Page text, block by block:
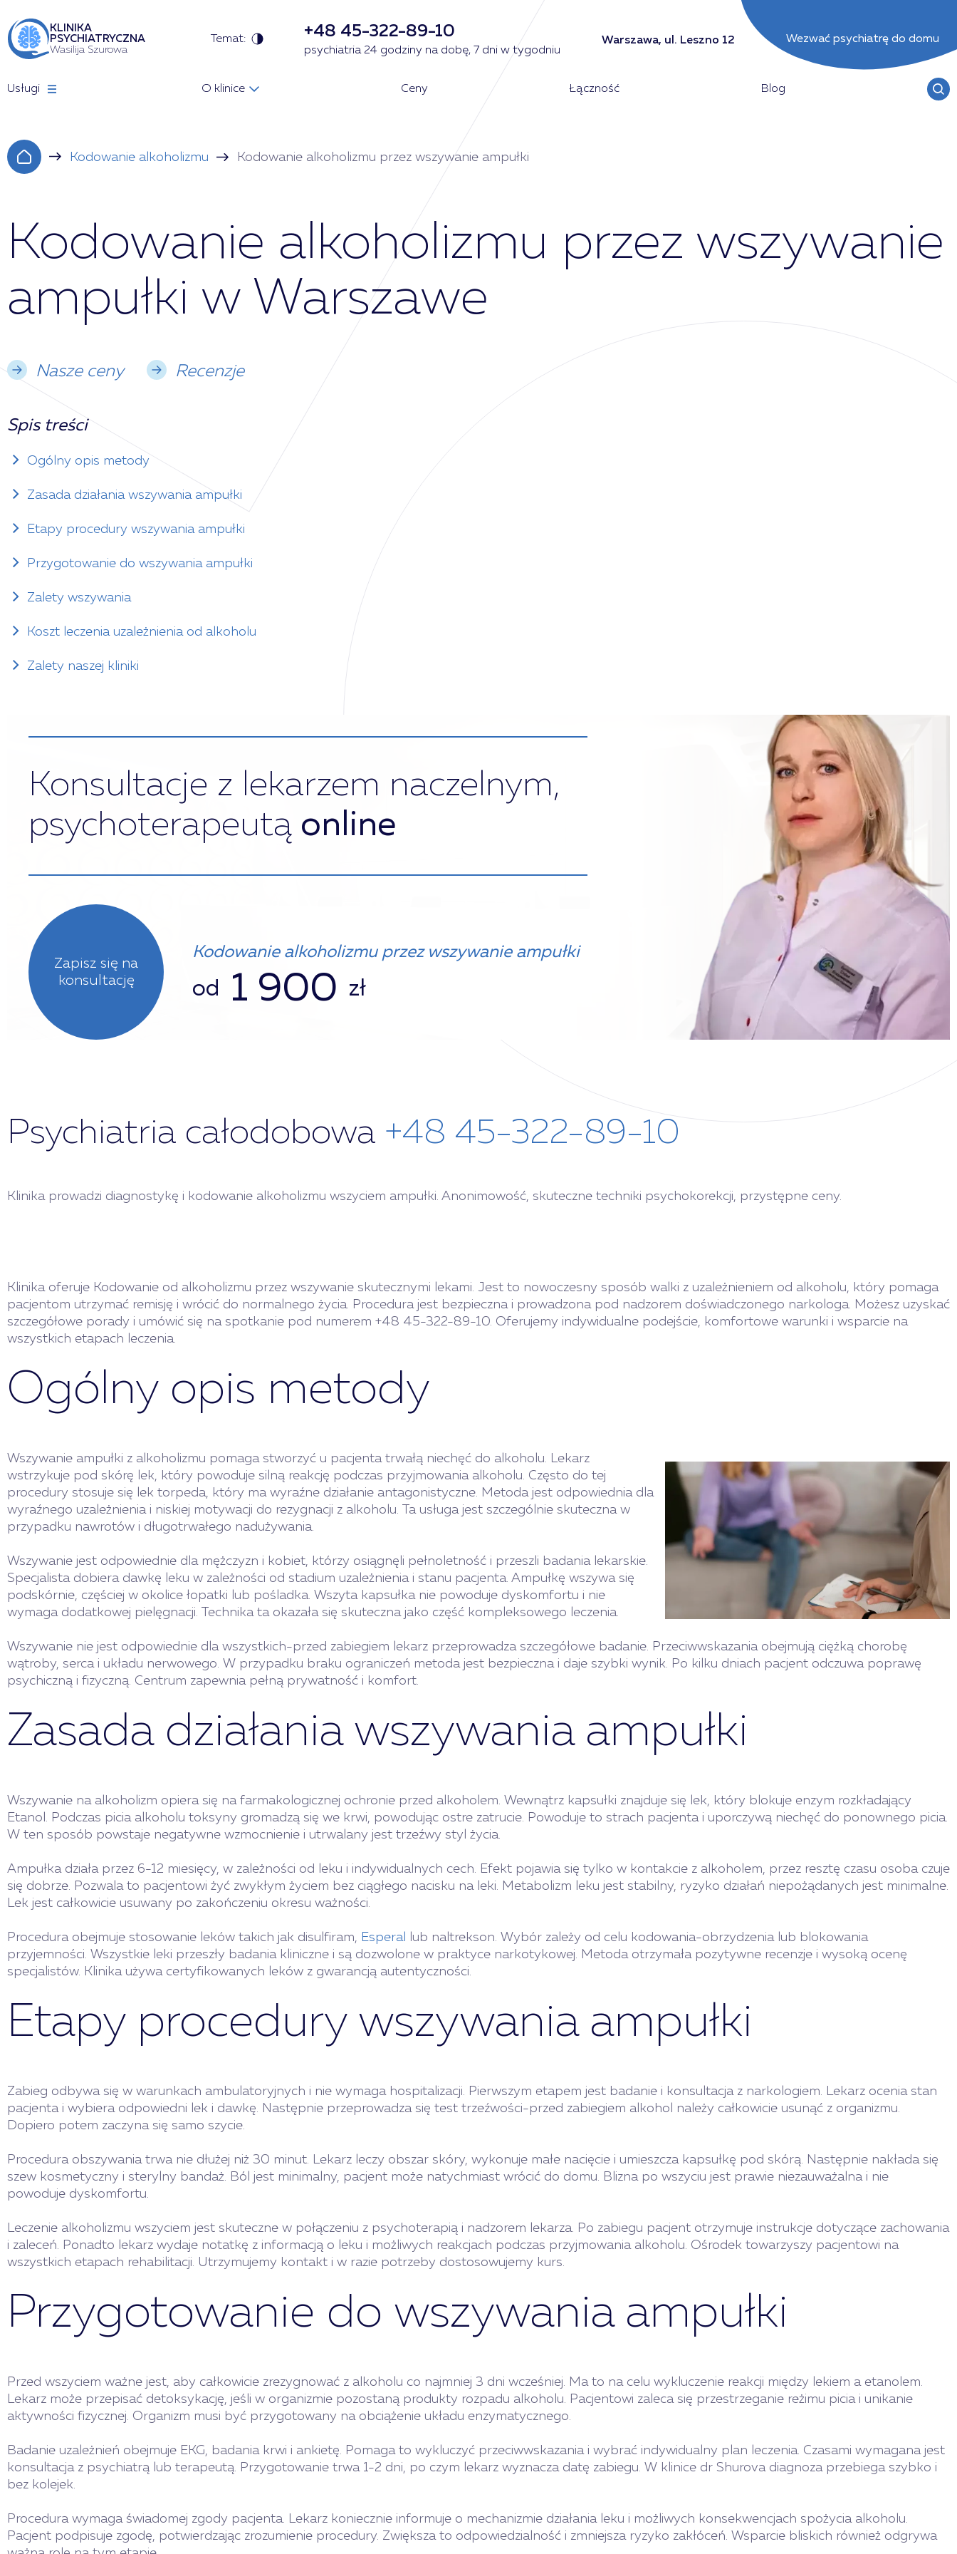
KLINIKA
PSYCHIATRYCZNA
Wasilija Szurowa
Temat: +48 45-322-89-10
psychiatria 24 godziny na dobę, 7 dni w tygodniu
Warszawa, ul. Leszno 12 Wezwać psychiatrę do domu
Usługi O klinice Ceny Łączność Blog
Kodowanie alkoholizmu Kodowanie alkoholizmu przez wszywanie ampułki
Kodowanie alkoholizmu przez wszywanie
ampułki w Warszawe
Nasze ceny Recenzje
Spis treści
Ogólny opis metody
Zasada działania wszywania ampułki
Etapy procedury wszywania ampułki
Przygotowanie do wszywania ampułki
Zalety wszywania
Koszt leczenia uzależnienia od alkoholu
Zalety naszej kliniki
Konsultacje z lekarzem naczelnym,
psychoterapeutą online
Zapisz się na
konsultację
Kodowanie alkoholizmu przez wszywanie ampułki
od 1 900 zł
Psychiatria całodobowa +48 45-322-89-10
Klinika prowadzi diagnostykę i kodowanie alkoholizmu wszyciem ampułki. Anonimowość, skuteczne techniki psychokorekcji, przystępne ceny.
Klinika oferuje Kodowanie od alkoholizmu przez wszywanie skutecznymi lekami. Jest to nowoczesny sposób walki z uzależnieniem od alkoholu, który pomaga
pacjentom utrzymać remisję i wrócić do normalnego życia. Procedura jest bezpieczna i prowadzona pod nadzorem doświadczonego narkologa. Możesz uzyskać
szczegółowe porady i umówić się na spotkanie pod numerem +48 45-322-89-10. Oferujemy indywidualne podejście, komfortowe warunki i wsparcie na
wszystkich etapach leczenia.
Ogólny opis metody
Wszywanie ampułki z alkoholizmu pomaga stworzyć u pacjenta trwałą niechęć do alkoholu. Lekarz
wstrzykuje pod skórę lek, który powoduje silną reakcję podczas przyjmowania alkoholu. Często do tej
procedury stosuje się lek torpeda, który ma wyraźne działanie antagonistyczne. Metoda jest odpowiednia dla
wyraźnego uzależnienia i niskiej motywacji do rezygnacji z alkoholu. Ta usługa jest szczególnie skuteczna w
przypadku nawrotów i długotrwałego nadużywania.
Wszywanie jest odpowiednie dla mężczyzn i kobiet, którzy osiągnęli pełnoletność i przeszli badania lekarskie.
Specjalista dobiera dawkę leku w zależności od stadium uzależnienia i stanu pacjenta. Ampułkę wszywa się
podskórnie, częściej w okolice łopatki lub pośladka. Wszyta kapsułka nie powoduje dyskomfortu i nie
wymaga dodatkowej pielęgnacji. Technika ta okazała się skuteczna jako część kompleksowego leczenia.
Wszywanie nie jest odpowiednie dla wszystkich-przed zabiegiem lekarz przeprowadza szczegółowe badanie. Przeciwwskazania obejmują ciężką chorobę
wątroby, serca i układu nerwowego. W przypadku braku ograniczeń metoda jest bezpieczna i daje szybki wynik. Po kilku dniach pacjent odczuwa poprawę
psychiczną i fizyczną. Centrum zapewnia pełną prywatność i komfort.
Zasada działania wszywania ampułki
Wszywanie na alkoholizm opiera się na farmakologicznej ochronie przed alkoholem. Wewnątrz kapsułki znajduje się lek, który blokuje enzym rozkładający
Etanol. Podczas picia alkoholu toksyny gromadzą się we krwi, powodując ostre zatrucie. Powoduje to strach pacjenta i uporczywą niechęć do ponownego picia.
W ten sposób powstaje negatywne wzmocnienie i utrwalany jest trzeźwy styl życia.
Ampułka działa przez 6-12 miesięcy, w zależności od leku i indywidualnych cech. Efekt pojawia się tylko w kontakcie z alkoholem, przez resztę czasu osoba czuje
się dobrze. Pozwala to pacjentowi żyć zwykłym życiem bez ciągłego nacisku na leki. Metabolizm leku jest stabilny, ryzyko działań niepożądanych jest minimalne.
Lek jest całkowicie usuwany po zakończeniu okresu ważności.
Procedura obejmuje stosowanie leków takich jak disulfiram, Esperal
lub naltrekson. Wybór zależy od celu kodowania-obrzydzenia lub blokowania
przyjemności. Wszystkie leki przeszły badania kliniczne i są dozwolone w praktyce narkotykowej. Metoda otrzymała pozytywne recenzje i wysoką ocenę
specjalistów. Klinika używa certyfikowanych leków z gwarancją autentyczności.
Etapy procedury wszywania ampułki
Zabieg odbywa się w warunkach ambulatoryjnych i nie wymaga hospitalizacji. Pierwszym etapem jest badanie i konsultacja z narkologiem. Lekarz ocenia stan
pacjenta i wybiera odpowiedni lek i dawkę. Następnie przeprowadza się test trzeźwości-przed zabiegiem alkohol należy całkowicie usunąć z organizmu.
Dopiero potem zaczyna się samo szycie.
Procedura obszywania trwa nie dłużej niż 30 minut. Lekarz leczy obszar skóry, wykonuje małe nacięcie i umieszcza kapsułkę pod skórą. Następnie nakłada się
szew kosmetyczny i sterylny bandaż. Ból jest minimalny, pacjent może natychmiast wrócić do domu. Blizna po wszyciu jest prawie niezauważalna i nie
powoduje dyskomfortu.
Leczenie alkoholizmu wszyciem jest skuteczne w połączeniu z psychoterapią i nadzorem lekarza. Po zabiegu pacjent otrzymuje instrukcje dotyczące zachowania
i zaleceń. Ponadto lekarz wydaje notatkę z informacją o leku i możliwych reakcjach podczas przyjmowania alkoholu. Ośrodek towarzyszy pacjentowi na
wszystkich etapach rehabilitacji. Utrzymujemy kontakt i w razie potrzeby dostosowujemy kurs.
Przygotowanie do wszywania ampułki
Przed wszyciem ważne jest, aby całkowicie zrezygnować z alkoholu co najmniej 3 dni wcześniej. Ma to na celu wykluczenie reakcji między lekiem a etanolem.
Lekarz może przepisać detoksykację, jeśli w organizmie pozostaną produkty rozpadu alkoholu. Pacjentowi zaleca się przestrzeganie reżimu picia i unikanie
aktywności fizycznej. Organizm musi być przygotowany na obciążenie układu enzymatycznego.
Badanie uzależnień obejmuje EKG, badania krwi i ankietę. Pomaga to wykluczyć przeciwwskazania i wybrać indywidualny plan leczenia. Czasami wymagana jest
konsultacja z psychiatrą lub terapeutą. Przygotowanie trwa 1-2 dni, po czym lekarz wyznacza datę zabiegu. W klinice dr Shurova diagnoza przebiega szybko i
bez kolejek.
Procedura wymaga świadomej zgody pacjenta. Lekarz koniecznie informuje o mechanizmie działania leku i możliwych konsekwencjach spożycia alkoholu.
Pacjent podpisuje zgodę, potwierdzając zrozumienie procedury. Zwiększa to odpowiedzialność i zmniejsza ryzyko zakłóceń. Wsparcie bliskich również odgrywa